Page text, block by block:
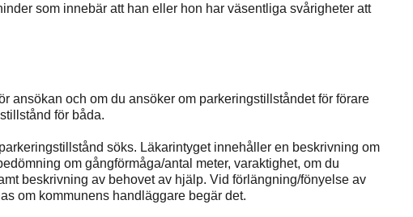
som innebär att han eller hon har väsentliga svårigheter att
ansökan och om du ansöker om parkeringstillståndet för förare
för båda.
söks. Läkarintyget innehåller en beskrivning om
om gångförmåga/antal meter, varaktighet, om du
beskrivning av behovet av hjälp. Vid förlängning/fönyelse av
om kommunens handläggare begär det.